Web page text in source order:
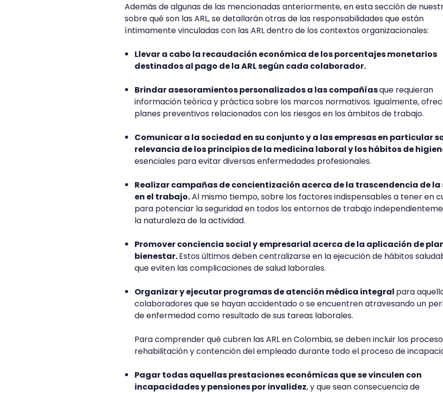
Además de algunas de las mencionadas anteriormente, en esta sección de
sobre qué son las ARL, se detallarán otras de las responsabilidades que están
íntimamente vinculadas con las ARL dentro de los contextos organizacionales:
Llevar a cabo la recaudación económica de los porcentajes monetarios
destinados al pago de la ARL según cada colaborador.
Brindar asesoramientos personalizados a las compañíasque requieran
información teórica y práctica sobre los marcos normativos. Igualmente,
planes preventivos relacionados con los riesgos en los ámbitos de trabajo.
Comunicar a la sociedad en su conjunto y a las empresas en particular
relevancia de los principios de la medicina laboral y los hábitos de
esenciales para evitar diversas enfermedades profesionales.
Realizar campañas de concientización acerca de la trascendencia de la
en el trabajo.Al mismo tiempo, sobre los factores indispensables a tener en
para potenciar la seguridad en todos los entornos de trabajo
la naturaleza de la actividad.
Promover conciencia social y empresarial acerca de la aplicación de
bienestar.Estos últimos deben centralizarse en la ejecución de hábitos
que eviten las complicaciones de salud laborales.
Organizar y ejecutar programas de atención médica integral para
colaboradores que se hayan accidentado o se encuentren atravesando un
de enfermedad como resultado de sus tareas laborales.
Para comprender qué cubren las ARL en Colombia, se deben incluir los
rehabilitación y contención del empleado durante todo el proceso de
Pagar todas aquellas prestaciones económicas que se vinculen con
incapacidades y pensiones por invalidez, y que sean consecuencia de